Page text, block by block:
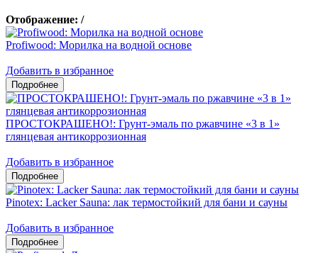
Отображение: /
Profiwood: Морилка на водной основе
Добавить в избранное
ПРОСТОКРАШЕНО!: Грунт-эмаль по ржавчине «3 в 1»
глянцевая антикоррозионная
Добавить в избранное
Pinotex: Lacker Sauna: лак термостойкий для бани и сауны
Добавить в избранное